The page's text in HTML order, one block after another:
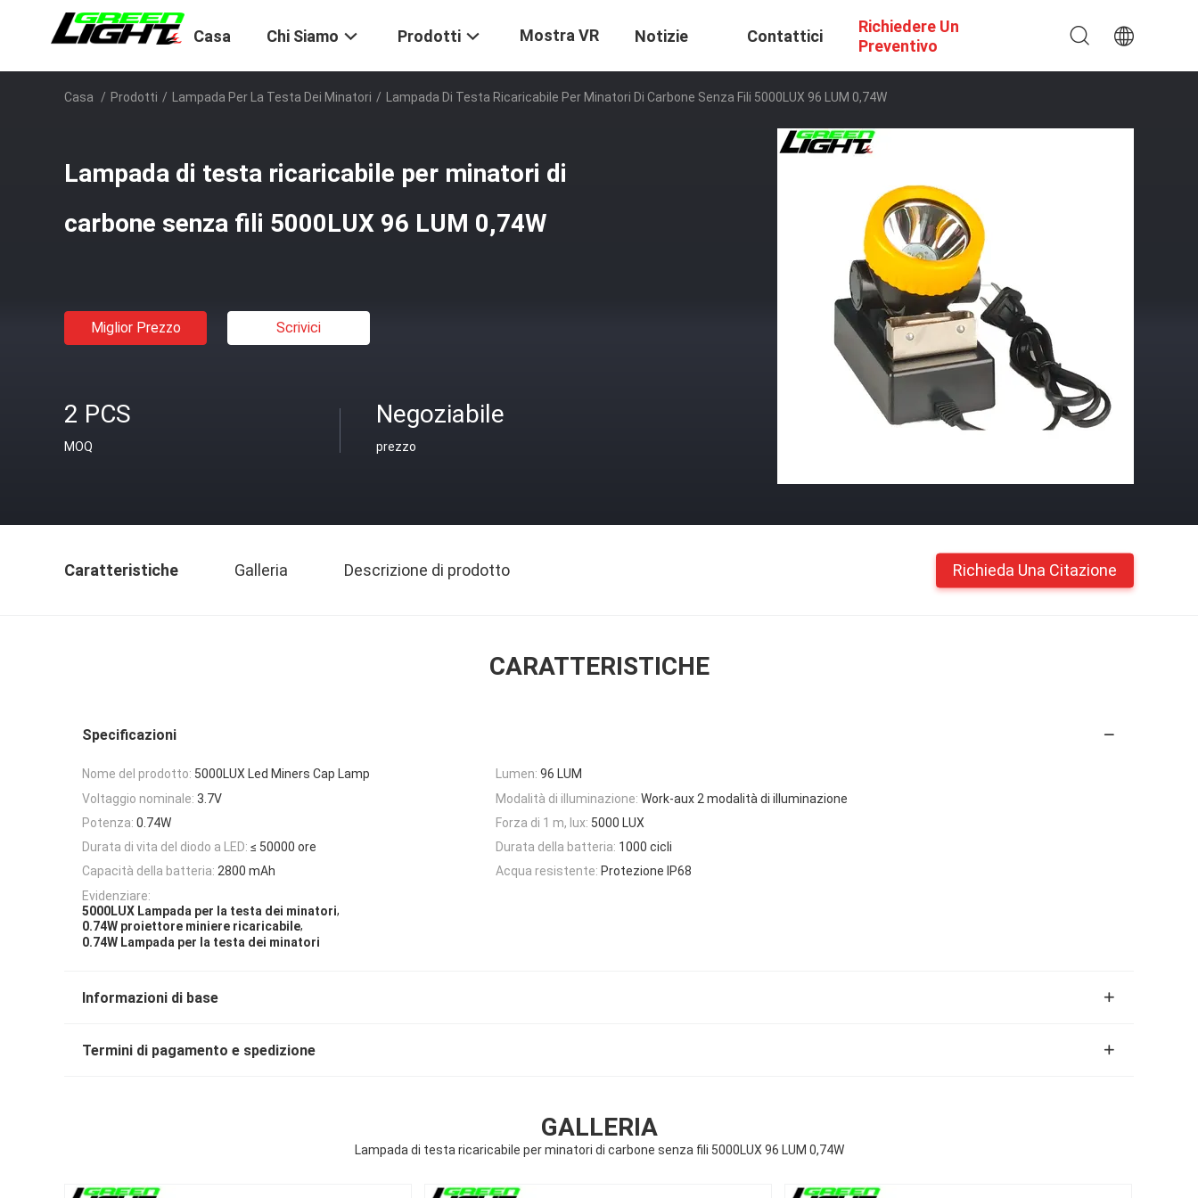
Casa Chi Siamo Prodotti Mostra VR Notizie Contattici
Richiedere Un
Preventivo
Casa / Prodotti / Lampada Per La Testa Dei Minatori / Lampada Di Testa Ricaricabile Per Minatori Di Carbone Senza Fili 5000LUX 96 LUM 0,74W
Lampada di testa ricaricabile per minatori di
carbone senza fili 5000LUX 96 LUM 0,74W
Miglior Prezzo Scrivici
2 PCS
MOQ
Negoziabile
prezzo
Caratteristiche Galleria Descrizione di prodotto Richieda Una Citazione
CARATTERISTICHE
Specificazioni
Nome del prodotto: 5000LUX Led Miners Cap Lamp Lumen: 96 LUM
Voltaggio nominale: 3.7V Modalità di illuminazione: Work-aux 2 modalità di illuminazione
Potenza: 0.74W Forza di 1 m, lux: 5000 LUX
Durata di vita del diodo a LED: ≤ 50000 ore Durata della batteria: 1000 cicli
Capacità della batteria: 2800 mAh Acqua resistente: Protezione IP68
Evidenziare:
5000LUX Lampada per la testa dei minatori,
0.74W proiettore miniere ricaricabile,
0.74W Lampada per la testa dei minatori
Informazioni di base
Termini di pagamento e spedizione
GALLERIA
Lampada di testa ricaricabile per minatori di carbone senza fili 5000LUX 96 LUM 0,74W